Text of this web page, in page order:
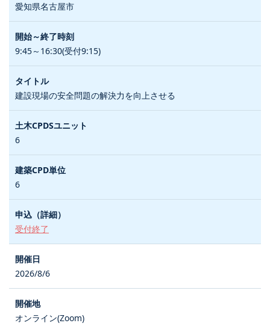
愛知県名古屋市
9:45～16:30(受付9:15)
建設現場の安全問題の解決力を向上させる
6
6
受付終了
2026/8/6
オンライン(Zoom)